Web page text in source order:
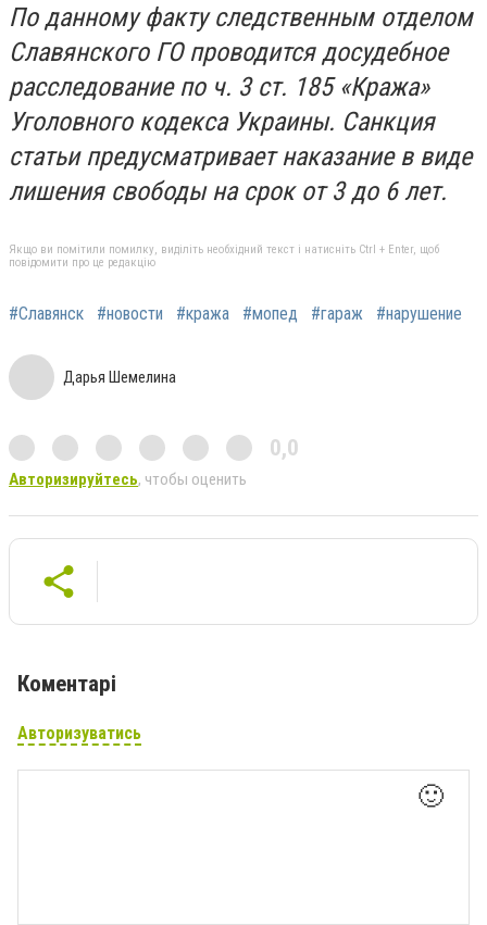
По данному факту следственным отделом
Славянского ГО проводится досудебное
расследование по ч. 3 ст. 185 «Кража»
Уголовного кодекса Украины. Санкция
статьи предусматривает наказание в виде
лишения свободы на срок от 3 до 6 лет.
Якщо ви помітили помилку, виділіть необхідний текст і натисніть Ctrl + Enter, щоб
повідомити про це редакцію
#Славянск #новости #кража #мопед #гараж #нарушение
Дарья Шемелина
0,0
Авторизируйтесь, чтобы оценить
Коментарі
Авторизуватись
🙂